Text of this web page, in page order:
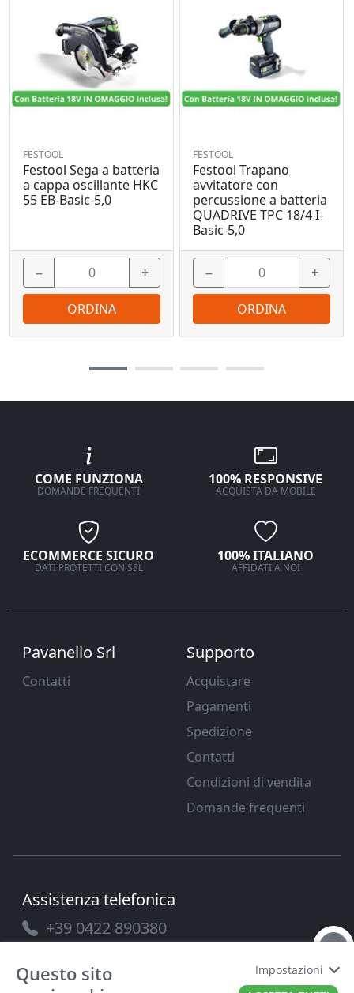
FESTOOL
Festool Sega a batteria
a cappa oscillante HKC
55 EB-Basic-5,0
− +
ORDINA
FESTOOL
Festool Trapano
avvitatore con
percussione a batteria
QUADRIVE TPC 18/4 I-
Basic-5,0
− +
ORDINA
COME FUNZIONA
DOMANDE FREQUENTI
100% RESPONSIVE
ACQUISTA DA MOBILE
ECOMMERCE SICURO
DATI PROTETTI CON SSL
100% ITALIANO
AFFIDATI A NOI
Pavanello Srl
Contatti
Supporto
Acquistare
Pagamenti
Spedizione
Contatti
Condizioni di vendita
Domande frequenti
Assistenza telefonica
+39 0422 890380
Questo sito
Impostazioni